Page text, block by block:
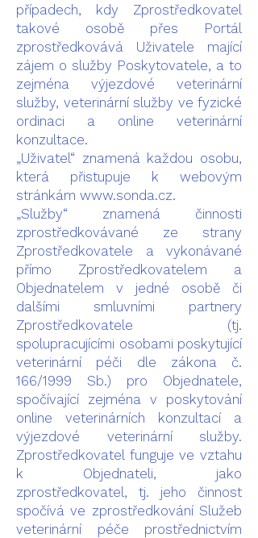
případech, kdy Zprostředkovatel
takové osobě přes Portál
zprostředkovává Uživatele mající
zájem o služby Poskytovatele, a to
zejména výjezdové veterinární
služby, veterinární služby ve fyzické
ordinaci a online veterinární
konzultace.
„Uživatel“ znamená každou osobu,
která přistupuje k webovým
stránkám www.sonda.cz.
„Služby“ znamená činnosti
zprostředkovávané ze strany
Zprostředkovatele a vykonávané
přímo Zprostředkovatelem a
Objednatelem v jedné osobě či
dalšími smluvními partnery
Zprostředkovatele (tj.
spolupracujícími osobami poskytující
veterinární péči dle zákona č.
166/1999 Sb.) pro Objednatele,
spočívající zejména v poskytování
online veterinárních konzultací a
výjezdové veterinární služby.
Zprostředkovatel funguje ve vztahu
k Objednateli, jako
zprostředkovatel, tj. jeho činnost
spočívá ve zprostředkování Služeb
veterinární péče prostřednictvím